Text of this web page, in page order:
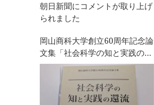
朝日新聞にコメントが取り上げ
られました
岡山商科大学創立60周年記念論
文集「社会科学の知と実践の還
流」を刊行しました